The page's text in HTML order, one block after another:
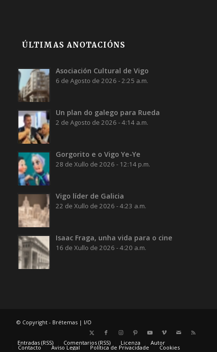
ÚLTIMAS ANOTACIÓNS
Asociación Cultural de Vigo
6 de Agosto de 2026 - 2:25 a.m.
Un plan do galego para Rueda
2 de Agosto de 2026 - 4:14 a.m.
Gorgorito e o Vigo Ye-Ye
28 de Xullo de 2026 - 12:14 p.m.
Vigo líder de Galicia
22 de Xullo de 2026 - 4:23 a.m.
Isaac Fraga, unha vida para o cine
16 de Xullo de 2026 - 4:20 a.m.
© Copyright - Brétemas | I/O
Entradas (RSS) Comentarios (RSS) Licenza Autor
Contacto Aviso Legal Política de Privacidade Cookies